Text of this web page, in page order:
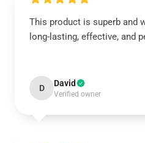
This product is superb and
long-lasting, effective, and
D David
Verified owner